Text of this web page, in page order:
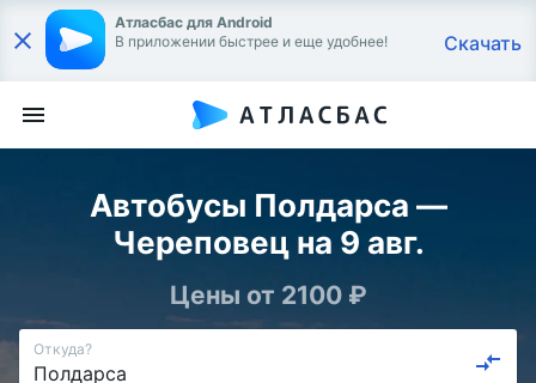
Атласбас для Android
В приложении быстрее и еще удобнее!
Скачать
Автобусы Полдарса —
Череповец на 9 авг.
Цены от 2100 ₽
Откуда?